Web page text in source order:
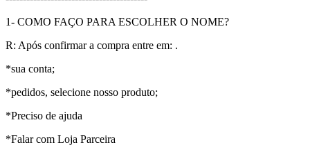
1- COMO FAÇO PARA ESCOLHER O NOME?
R: Após confirmar a compra entre em: .
*sua conta;
*pedidos, selecione nosso produto;
*Preciso de ajuda
*Falar com Loja Parceira